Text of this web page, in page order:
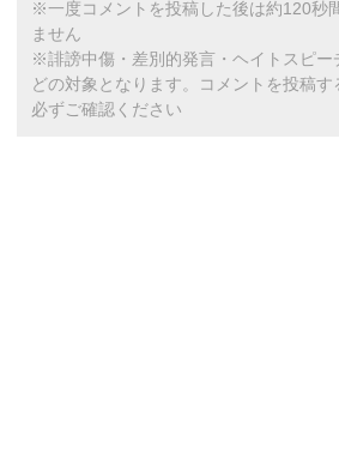
※一度コメントを投稿した後は約120秒
ません
※誹謗中傷・差別的発言・ヘイトスピー
どの対象となります。コメントを投稿す
必ずご確認ください